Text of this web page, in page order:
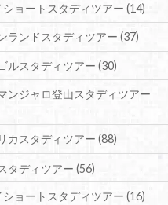
ョートスタディツアー(14)
ランドスタディツアー(37)
ルスタディツアー(30)
ンジャロ登山スタディツアー
カスタディツアー(88)
タディツアー(56)
ョートスタディツアー(16)